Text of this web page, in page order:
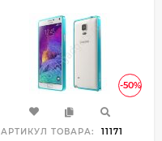
-50%
АРТИКУЛ ТОВАРА: 11171